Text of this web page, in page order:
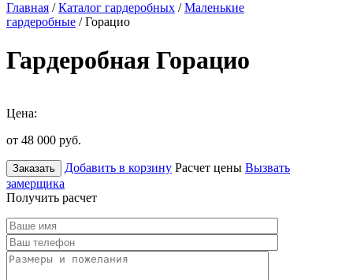
Главная /Каталог гардеробных /Маленькие
гардеробные / Горацио
Гардеробная Горацио
Цена:
от 48 000 руб.
Заказать Добавить в корзину Расчет цены Вызвать
замерщика
Получить расчет